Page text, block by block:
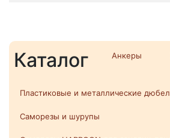
Каталог Анкеры
Пластиковые и металлические
Саморезы и шурупы